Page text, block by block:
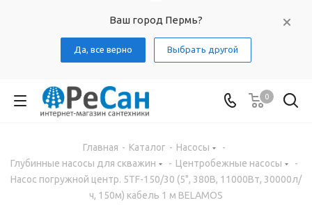
Ваш город Пермь?
Да, все верно Выбрать другой
0
Главная - Каталог - Насосы
-
Глубинные насосы для скважин
- Центробежные насосы
-
Насос погружной центр. 5TF-150/30 (5", 380В, 11000Вт, 30000л/
ч, 150м) кабель 1 м BELAMOS